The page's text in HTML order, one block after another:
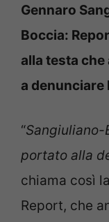
Gennaro
Boccia:
alla testa che
a denunciare
“Sangiuliano-
portato alla
chiama così
Report, che